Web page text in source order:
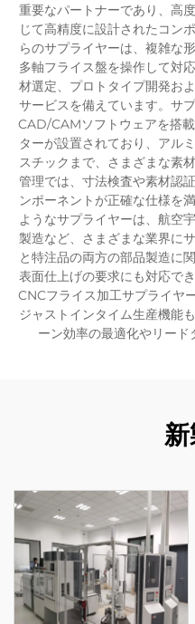
重要なパートナーであり、高
じて高精度に設計されたコン
らのサプライヤーは、複雑な
多軸フライス盤を操作して対
材選定、プロトタイプ開発お
サービスを備えています。サ
CAD/CAMソフトウェアを搭
ターが設置されており、アル
スチックまで、さまざまな素
管理では、寸法検査や素材認
ンポーネントが正確な仕様を
ようなサプライヤーは、航空
製造など、さまざまな業界に
と特注品の両方の部品製造に
表面仕上げの要求にも対応で
CNCフライス加工サプライヤ
ジャストインタイム生産機能
ーン効率の最適化やリード